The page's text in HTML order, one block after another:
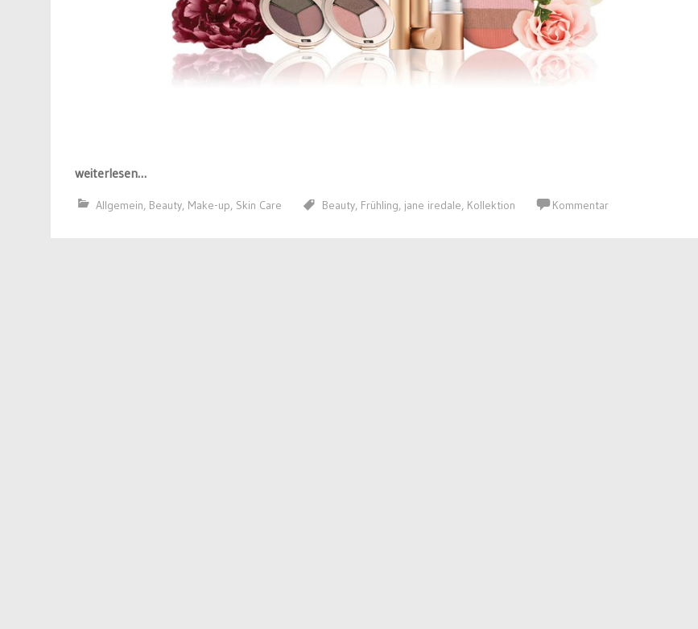
weiterlesen…
Allgemein, Beauty, Make-up, Skin Care Beauty, Frühling, jane iredale, Kollektion Kommentar